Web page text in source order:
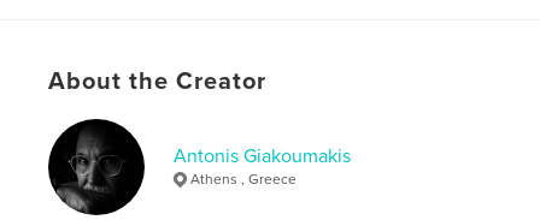
Κι από τότε κυλιέμαι από δρόμο σε δρόμο
Οι φίλοι που αγάπησα έχουνε πια χαθεί
κι έμεινα μόνος, τρέμοντας μήπως με δει κανένας
που κάποτε του μίλησα για ιδανικά...
About the Creator
Antonis Giakoumakis
Athens , Greece